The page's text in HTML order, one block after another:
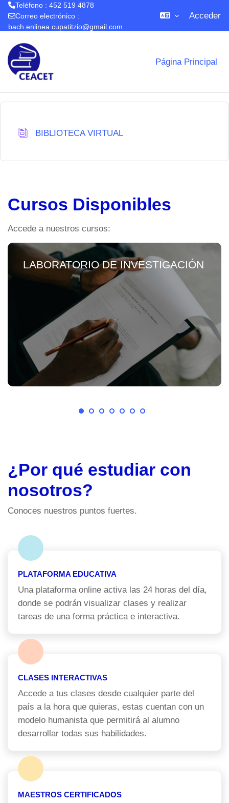
Teléfono : 452 519 4878
Correo electrónico :
bach.enlinea.cupatitzio@gmail.com
Acceder
Página Principal
BIBLIOTECA VIRTUAL
Cursos Disponibles
Accede a nuestros cursos:
LABORATORIO DE INVESTIGACIÓN
¿Por qué estudiar con
nosotros?
Conoces nuestros puntos fuertes.
PLATAFORMA EDUCATIVA
Una plataforma online activa las 24 horas del día,
donde se podrán visualizar clases y realizar
tareas de una forma práctica e interactiva.
CLASES INTERACTIVAS
Accede a tus clases desde cualquier parte del
país a la hora que quieras, estas cuentan con un
modelo humanista que permitirá al alumno
desarrollar todas sus habilidades.
MAESTROS CERTIFICADOS